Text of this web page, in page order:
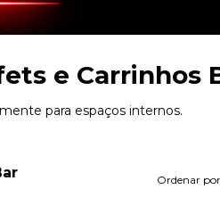
e Carrinhos
para espaços internos.
Ordenar por